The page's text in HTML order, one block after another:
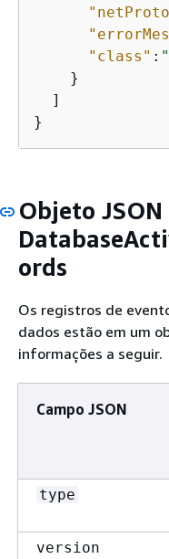
"class" :
    }
  ]
}
Objeto JSON
ords
Os registros de
dados estão em um
informações a seguir.
Campo JSON
type
version